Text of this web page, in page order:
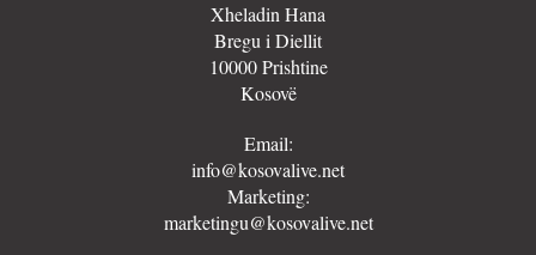
Xheladin Hana
Bregu i Diellit
10000 Prishtine
Kosovë
Email:
info@kosovalive.net
Marketing:
marketingu@kosovalive.net